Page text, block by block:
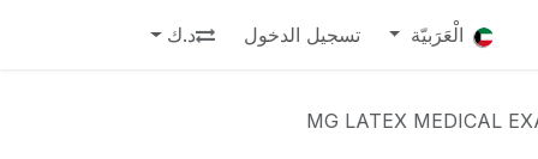
الْعَرَبيّة تسجيل الدخول د.ك
MG LATEX MEDICAL